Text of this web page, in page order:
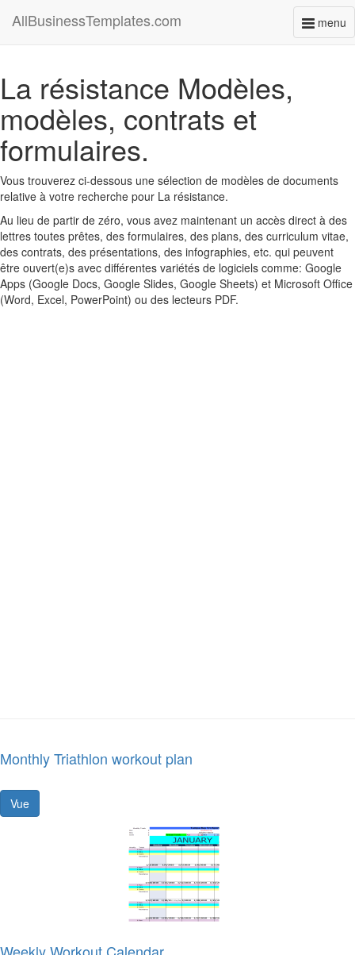
menu
AllBusinessTemplates.com
La résistance Modèles,
modèles, contrats et
formulaires.
Vous trouverez ci-dessous une sélection de modèles de documents
relative à votre recherche pour La résistance.
Au lieu de partir de zéro, vous avez maintenant un accès direct à des
lettres toutes prêtes, des formulaires, des plans, des curriculum vitae,
des contrats, des présentations, des infographies, etc. qui peuvent
être ouvert(e)s avec différentes variétés de logiciels comme: Google
Apps (Google Docs, Google Slides, Google Sheets) et Microsoft Office
(Word, Excel, PowerPoint) ou des lecteurs PDF.
Monthly Triathlon workout plan
Vue